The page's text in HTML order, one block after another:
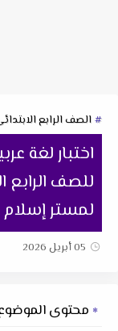
الصف الرابع
اختبار لغة
لمستر
05 أبريل 2026
محتوى